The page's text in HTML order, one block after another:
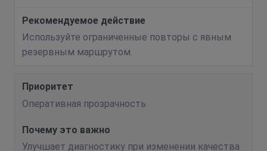
Используйте ограниченные повторы с явным
резервным маршрутом.
Оперативная прозрачность
Улучшает диагностику при изменении качества